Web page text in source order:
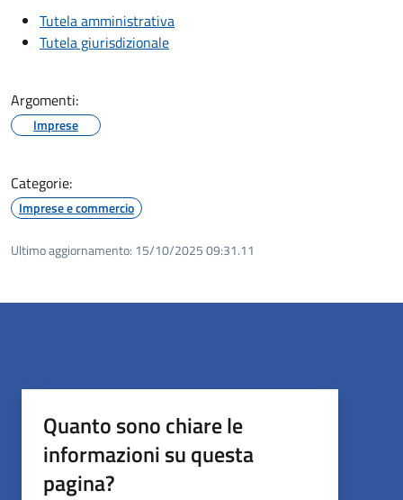
Tutela amministrativa
Tutela giurisdizionale
Argomenti:
Imprese
Categorie:
Imprese e commercio
Ultimo aggiornamento: 15/10/2025 09:31.11
Quanto sono chiare le
informazioni su questa
pagina?